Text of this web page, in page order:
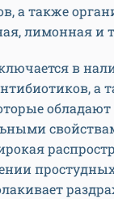
а также
лимонная и
в
а
обладают